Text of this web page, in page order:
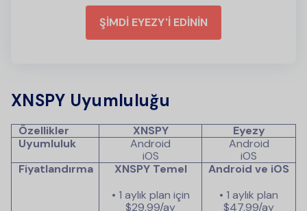
ŞİMDİ EYEZY'İ EDİNİN
XNSPY Uyumluluğu
Özellikler XNSPY
Eyezy
Uyumluluk
Android
iOS
Android
iOS
Fiyatlandırma
XNSPY Temel
• 1 aylık plan için
$29,99/ay
Android ve iOS
• 1 aylık plan
$47.99/ay